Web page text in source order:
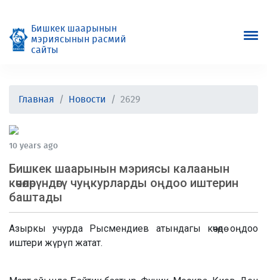
Бишкек шаарынын
мэриясынын расмий
сайты
Главная Новости 2629
10 years ago
Бишкек шаарынын мэриясы калаанын
көчөлөрүндөгү чуңкурларды оңдоо иштерин
баштады
Азыркы учурда Рысмендиев атындагы көчөдө оңдоо
иштери жүрүп жатат.